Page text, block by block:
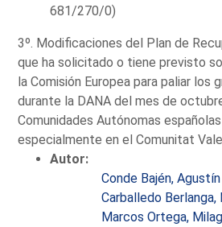
681/270/0)
3º. Modificaciones del Plan de
que ha solicitado o tiene previsto
la Comisión Europea para paliar los
durante la DANA del mes de
Comunidades Autónomas
especialmente en el Comunitat
Autor:
Conde Bajén,
Carballedo Berlanga,
Marcos Ortega,